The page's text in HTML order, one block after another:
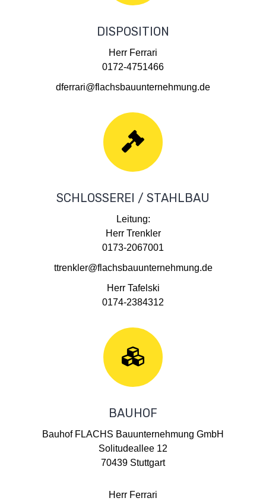
DISPOSITION
Herr Ferrari
0172-4751466
dferrari@flachsbauunternehmung.de
SCHLOSSEREI / STAHLBAU
Leitung:
Herr Trenkler
0173-2067001
ttrenkler@flachsbauunternehmung.de
Herr Tafelski
0174-2384312
BAUHOF
Bauhof FLACHS Bauunternehmung GmbH
Solitudeallee 12
70439 Stuttgart
Herr Ferrari